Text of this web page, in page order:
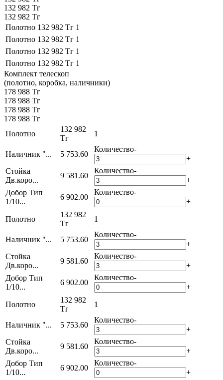
132 982 Тг
132 982 Тг
Полотно 132 982 Тг 1
Полотно 132 982 Тг 1
Полотно 132 982 Тг 1
Полотно 132 982 Тг 1
Комплект телескоп
(полотно, коробка, наличники)
178 988 Тг
178 988 Тг
178 988 Тг
178 988 Тг
Полотно
132 982
Тг
1
Наличник "... 5 753.60
Количество-
+
Стойка
Дв.коро...
9 581.60
Количество-
+
Добор Тип
1/10...
6 902.00
Количество-
+
Полотно
132 982
Тг
1
Наличник "... 5 753.60
Количество-
+
Стойка
Дв.коро...
9 581.60
Количество-
+
Добор Тип
1/10...
6 902.00
Количество-
+
Полотно
132 982
Тг
1
Наличник "... 5 753.60
Количество-
+
Стойка
Дв.коро...
9 581.60
Количество-
+
Добор Тип
1/10...
6 902.00
Количество-
+